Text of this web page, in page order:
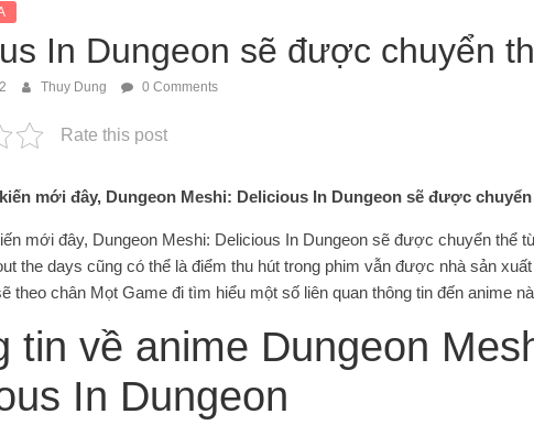
In Dungeon sẽ được chuyển
Thuy Dung 0 Comments
Rate this post
​​mới đây, Dungeon Meshi: Delicious In Dungeon sẽ được
​​mới đây, Dungeon Meshi: Delicious In Dungeon sẽ được chuyển thể
the days cũng có thể là điểm thu hút trong phim vẫn được nhà sản
theo chân Mọt Game đi tìm hiểu một số liên quan thông tin đến anime
tin về anime Dungeon
In Dungeon